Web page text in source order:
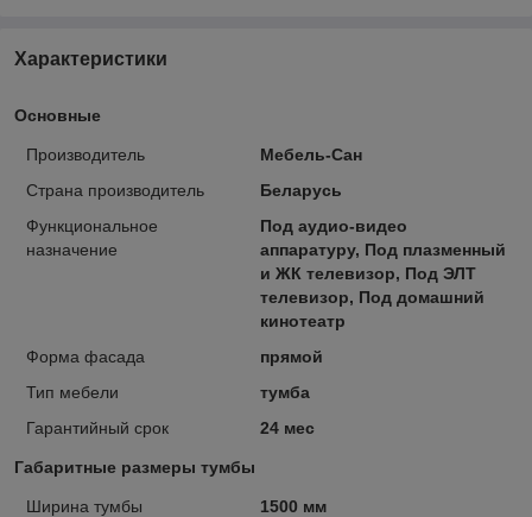
Характеристики
Основные
Производитель
Мебель-Сан
Страна производитель
Беларусь
Функциональное
назначение
Под аудио-видео
аппаратуру, Под плазменный
и ЖК телевизор, Под ЭЛТ
телевизор, Под домашний
кинотеатр
Форма фасада
прямой
Тип мебели
тумба
Гарантийный срок
24 мес
Габаритные размеры тумбы
Ширина тумбы
1500 мм